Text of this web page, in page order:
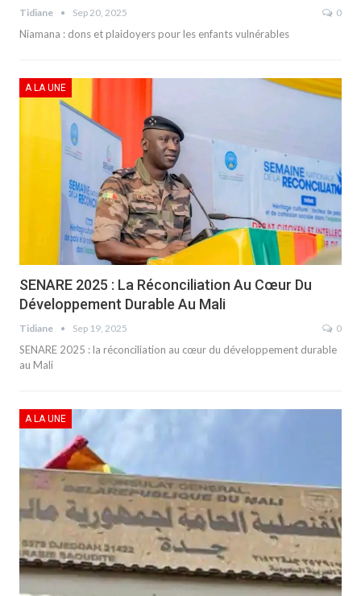
Tidiane Sep 20, 2025 0
Niamana : dons et plaidoyers pour les enfants vulnérables
A LA UNE
SENARE 2025 : La Réconciliation Au Cœur Du
Développement Durable Au Mali
Tidiane Sep 19, 2025 0
SENARE 2025 : la réconciliation au cœur du développement durable
au Mali
A LA UNE